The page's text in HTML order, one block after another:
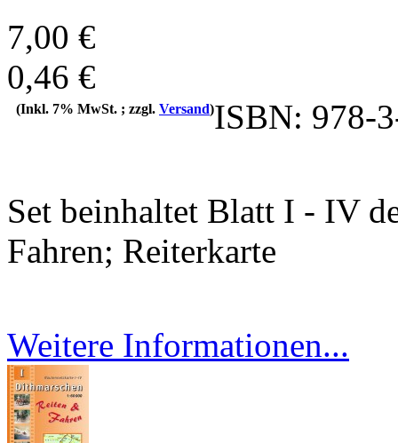
7,00 €
0,46 €
(Inkl. 7% MwSt. ; zzgl. Versand)ISBN: 978-
Set beinhaltet Blatt I - IV
Fahren; Reiterkarte
Weitere Informationen...